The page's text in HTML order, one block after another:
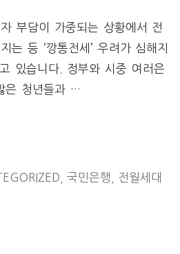
부담이 가중되는 상황에서 전
는 등 ‘깡통전세’ 우려가 심해지
있습니다. 정부와 시중 여러은
은 청년들과 …
,국민은행
전월세대